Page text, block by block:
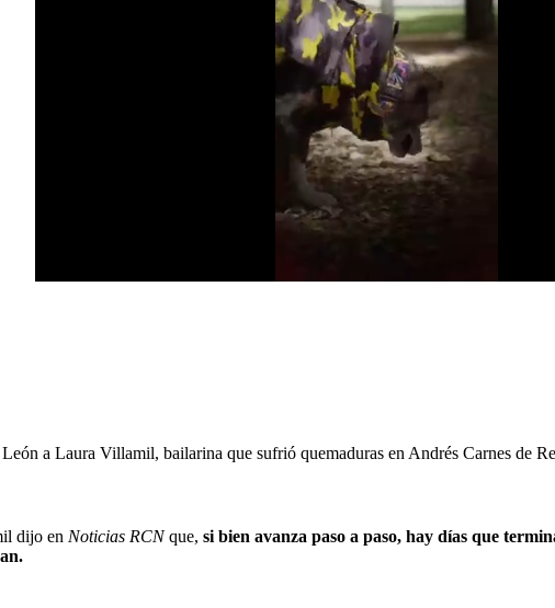
a Laura Villamil, bailarina que sufrió quemaduras en Andrés Carnes de
dijo en Noticias RCN que, si bien avanza paso a paso, hay días que